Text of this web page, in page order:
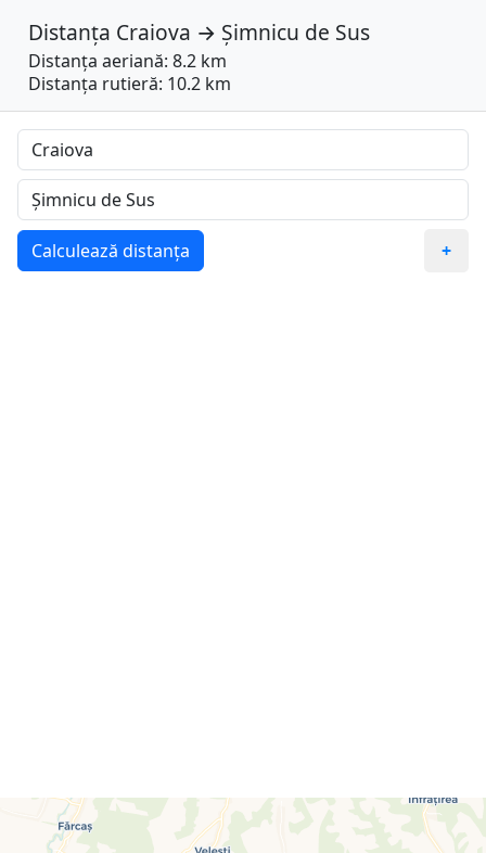
Distanța Craiova → Șimnicu de Sus
Distanța aeriană: 8.2 km
Distanța rutieră: 10.2 km
Calculează distanța +